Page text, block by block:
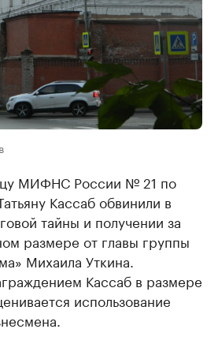
МИФНС России № 21 по
Кассаб обвинили в
тайны и получении за
размере от главы группы
Михаила Уткина.
Кассаб в размере
использование